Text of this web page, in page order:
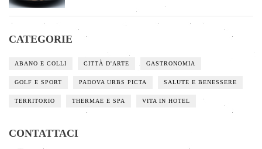
CATEGORIE
ABANO E COLLI CITTÀ D'ARTE GASTRONOMIA
GOLF E SPORT PADOVA URBS PICTA SALUTE E BENESSERE
TERRITORIO THERMAE E SPA VITA IN HOTEL
CONTATTACI